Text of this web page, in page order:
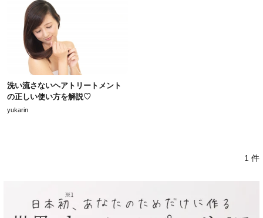
洗い流さないヘアトリートメント
の正しい使い方を解説♡
yukarin
1 件